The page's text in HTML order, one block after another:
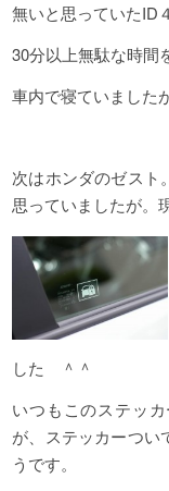
無いと思っていたID
30分以上無駄な時間
車内で寝ていました
次はホンダのゼスト
思っていましたが。
した ＾＾
いつもこのステッ
が、ステッカーつい
うです。